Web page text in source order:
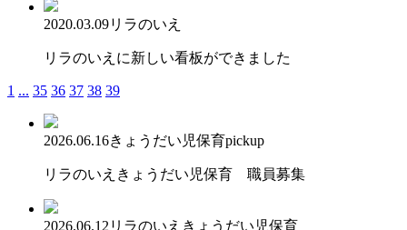
2020.03.09リラのいえ
リラのいえに新しい看板ができました
1 ... 35 36 37 38 39
2026.06.16きょうだい児保育pickup
リラのいえきょうだい児保育 職員募集
2026.06.12 リラのいえ きょうだい児保育